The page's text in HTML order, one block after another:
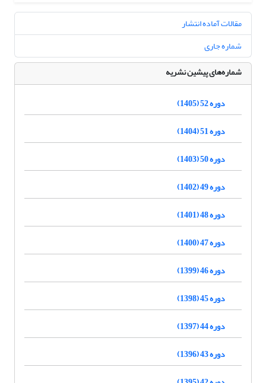
مقالات آماده انتشار
شماره جاری
شماره‌های پیشین نشریه
دوره 52 (1405)
دوره 51 (1404)
دوره 50 (1403)
دوره 49 (1402)
دوره 48 (1401)
دوره 47 (1400)
دوره 46 (1399)
دوره 45 (1398)
دوره 44 (1397)
دوره 43 (1396)